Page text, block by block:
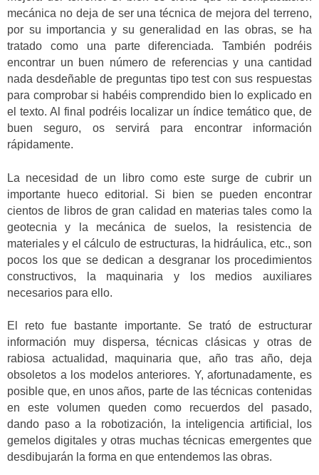
mecánica no deja de ser una técnica de mejora del terreno,
por su importancia y su generalidad en las obras, se ha
tratado como una parte diferenciada. También podréis
encontrar un buen número de referencias y una cantidad
nada desdeñable de preguntas tipo test con sus respuestas
para comprobar si habéis comprendido bien lo explicado en
el texto. Al final podréis localizar un índice temático que, de
buen seguro, os servirá para encontrar información
rápidamente.
La necesidad de un libro como este surge de cubrir un
importante hueco editorial. Si bien se pueden encontrar
cientos de libros de gran calidad en materias tales como la
geotecnia y la mecánica de suelos, la resistencia de
materiales y el cálculo de estructuras, la hidráulica, etc., son
pocos los que se dedican a desgranar los procedimientos
constructivos, la maquinaria y los medios auxiliares
necesarios para ello.
El reto fue bastante importante. Se trató de estructurar
información muy dispersa, técnicas clásicas y otras de
rabiosa actualidad, maquinaria que, año tras año, deja
obsoletos a los modelos anteriores. Y, afortunadamente, es
posible que, en unos años, parte de las técnicas contenidas
en este volumen queden como recuerdos del pasado,
dando paso a la robotización, la inteligencia artificial, los
gemelos digitales y otras muchas técnicas emergentes que
desdibujarán la forma en que entendemos las obras.